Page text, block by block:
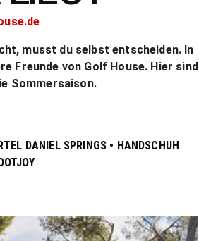
musst du selbst entscheiden. In
Freunde von Golf House. Hier sind
Sommersaison.
DANIEL SPRINGS • HANDSCHUH